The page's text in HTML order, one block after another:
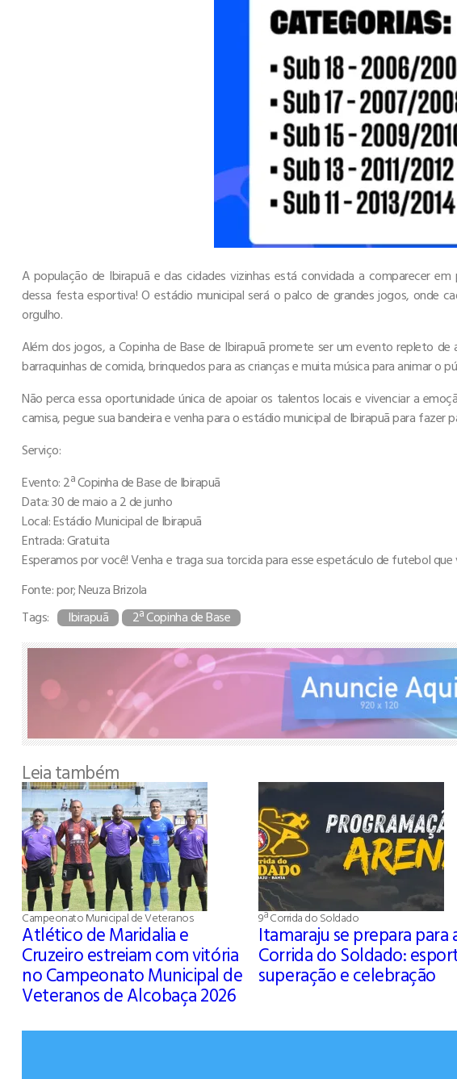
A população de Ibirapuã e das cidades vizinhas está convidada a comparecer
dessa festa esportiva! O estádio municipal será o palco de grandes jogos, onde
orgulho.
Além dos jogos, a Copinha de Base de Ibirapuã promete ser um evento repleto
barraquinhas de comida, brinquedos para as crianças e muita música para animar o
Não perca essa oportunidade única de apoiar os talentos locais e vivenciar a
camisa, pegue sua bandeira e venha para o estádio municipal de Ibirapuã para fazer
Serviço:
Evento: 2ª Copinha de Base de Ibirapuã
Data: 30 de maio a 2 de junho
Local: Estádio Municipal de Ibirapuã
Entrada: Gratuita
Esperamos por você! Venha e traga sua torcida para esse espetáculo de futebol
Fonte: por; Neuza Brizola
Tags:
Ibirapuã 2ª Copinha de Base
Leia também
Campeonato Municipal de Veteranos
Atlético de Maridalia e
Cruzeiro estreiam com vitória
no Campeonato Municipal de
Veteranos de Alcobaça 2026
9ª Corrida do Soldado
Itamaraju se prepara para
Corrida do Soldado:
superação e celebração